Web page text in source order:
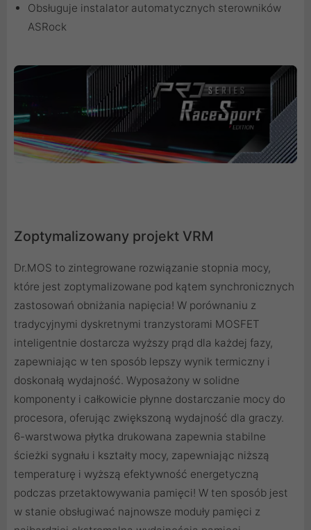
Obsługuje instalator automatycznych sterowników
ASRock
Zoptymalizowany projekt VRM
Dr.MOS to zintegrowane rozwiązanie stopnia mocy,
które jest zoptymalizowane pod kątem synchronicznych
zastosowań obniżania napięcia! W porównaniu z
tradycyjnymi dyskretnymi tranzystorami MOSFET
inteligentnie dostarcza wyższy prąd dla każdej fazy,
zapewniając w ten sposób lepszy wynik termiczny i
doskonałą wydajność. Wyposażony w solidne
komponenty i całkowicie płynne dostarczanie mocy do
procesora, oferując zwiększoną wydajność dla graczy.
6-warstwowa płytka drukowana zapewnia stabilne
ścieżki sygnału i kształty mocy, zapewniając niższą
temperaturę i wyższą efektywność energetyczną
podczas przetaktowywania pamięci! W ten sposób jest
w stanie obsługiwać najnowsze moduły pamięci z